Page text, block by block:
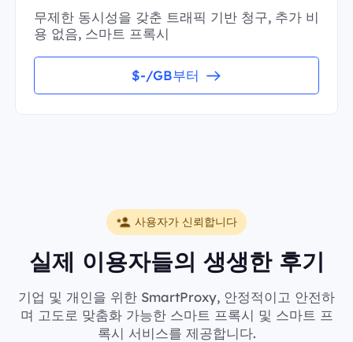
무제한 동시성을 갖춘 트래픽 기반 청구, 추가 비
용 없음, 스마트 프록시
$-/GB부터
사용자가 신뢰합니다
실제 이용자들의 생생한 후기
기업 및 개인을 위한 SmartProxy, 안정적이고 안전하
며 고도로 맞춤화 가능한 스마트 프록시 및 스마트 프
록시 서비스를 제공합니다.